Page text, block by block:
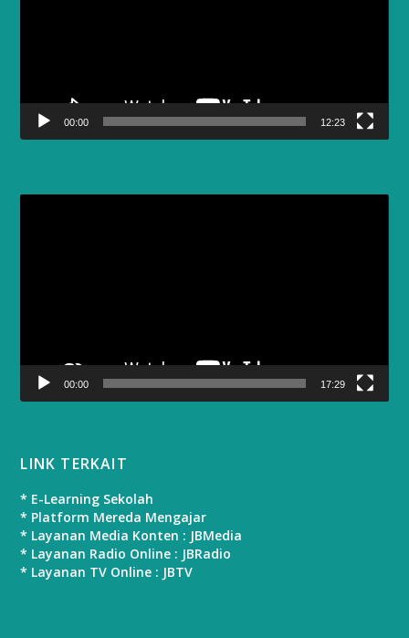
00:00 12:23
00:00 17:29
LINK TERKAIT
* E-Learning Sekolah
* Platform Mereda Mengajar
* Layanan Media Konten : JBMedia
* Layanan Radio Online : JBRadio
* Layanan TV Online : JBTV